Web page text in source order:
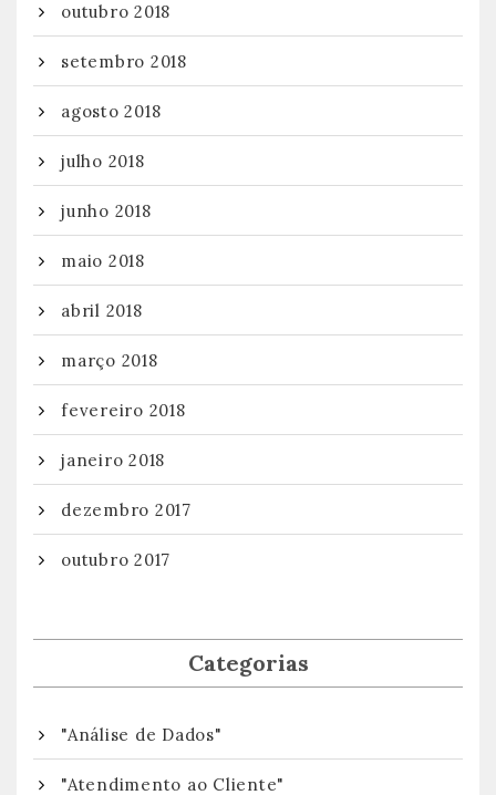
outubro 2018
setembro 2018
agosto 2018
julho 2018
junho 2018
maio 2018
abril 2018
março 2018
fevereiro 2018
janeiro 2018
dezembro 2017
outubro 2017
Categorias
"Análise de Dados"
"Atendimento ao Cliente"